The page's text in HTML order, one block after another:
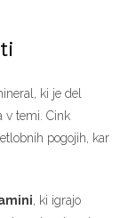
ki je del
v temi. Cink
pogojih, kar
, ki igrajo